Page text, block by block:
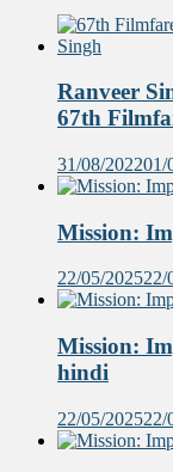
Ranveer
67th
31/08/202201/
Mission:
22/05/202522/
Mission:
hindi
22/05/202522/